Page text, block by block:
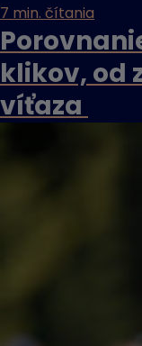
7 min. čítania
klikov, od
víťaza